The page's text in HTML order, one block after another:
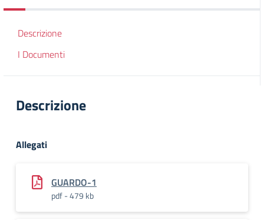
Descrizione
I Documenti
Descrizione
Allegati
GUARDO-1
pdf - 479 kb